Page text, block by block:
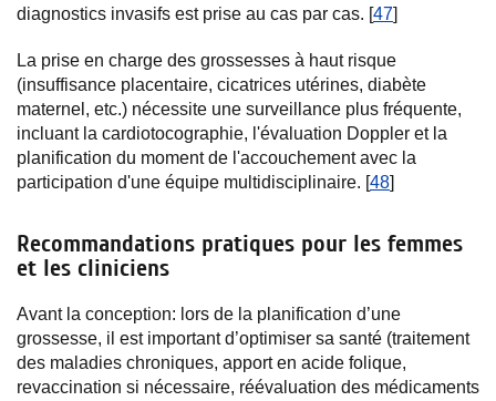
diagnostics invasifs est prise au cas par cas. [47]
La prise en charge des grossesses à haut risque
(insuffisance placentaire, cicatrices utérines, diabète
maternel, etc.) nécessite une surveillance plus fréquente,
incluant la cardiotocographie, l'évaluation Doppler et la
planification du moment de l'accouchement avec la
participation d'une équipe multidisciplinaire. [48]
Recommandations pratiques pour les femmes
et les cliniciens
Avant la conception: lors de la planification d’une
grossesse, il est important d’optimiser sa santé (traitement
des maladies chroniques, apport en acide folique,
revaccination si nécessaire, réévaluation des médicaments